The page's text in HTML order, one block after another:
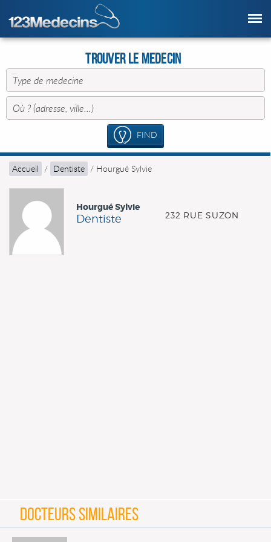
Trouver le Medecin
FIND
Accueil / Dentiste / Hourgué Sylvie
Hourgué Sylvie
Dentiste 232 RUE SUZON
DOCTEURS SIMILAIRES